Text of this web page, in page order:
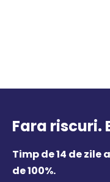
Fara riscuri.
Timp de 14 de
de 100%.